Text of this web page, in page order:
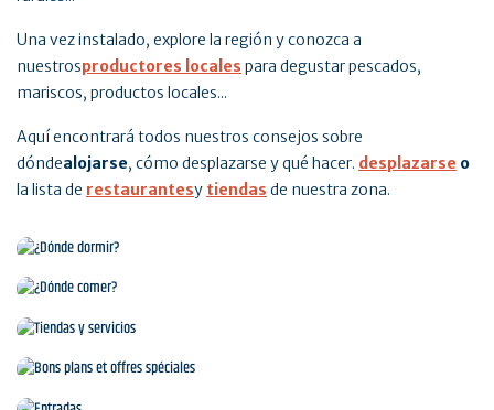
Una vez instalado, explore la región y conozca a
nuestrosproductores locales para degustar pescados,
mariscos, productos locales...
Aquí encontrará todos nuestros consejos sobre
dóndealojarse, cómo desplazarse y qué hacer. desplazarse o
la lista de restaurantesy tiendas de nuestra zona.
Tiendas y servicios